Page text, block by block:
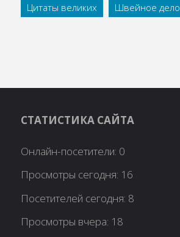
Цитаты великих
Швейное дело
СТАТИСТИКА САЙТА
Онлайн-посетители: 0
Просмотры сегодня: 16
Посетителей сегодня: 8
Просмотры вчера: 18